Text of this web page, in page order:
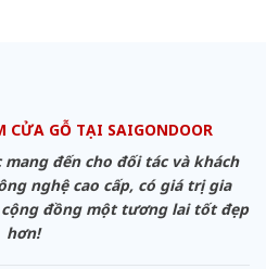
CỬA GỖ TẠI SAIGONDOOR
mang đến cho đối tác và khách
nghệ cao cấp, có giá trị gia
đồng một tương lai tốt đẹp
hơn!